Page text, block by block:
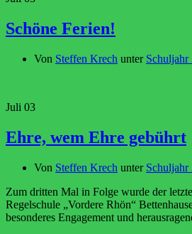
Schöne Ferien!
Von Steffen Krech unter Schuljahr
Juli 03
Ehre, wem Ehre gebührt
Von Steffen Krech unter Schuljahr
Zum dritten Mal in Folge wurde der
Regelschule „Vordere Rhön“
besonderes Engagement und